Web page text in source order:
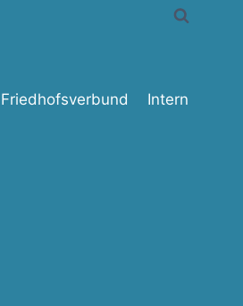
Friedhofsverbund Intern